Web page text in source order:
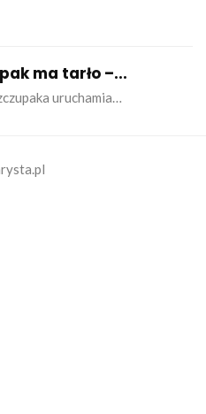
ma tarło –...
uruchamia…